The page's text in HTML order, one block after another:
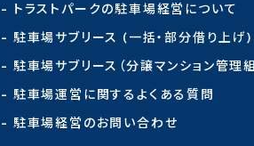
- トラストパークの駐車場経営について
- 駐車場サブリース (一括・部分借り上げ)
- 駐車場サブリース（分譲マンション管理
- 駐車場運営に関するよくある質問
- 駐車場経営のお問い合わせ